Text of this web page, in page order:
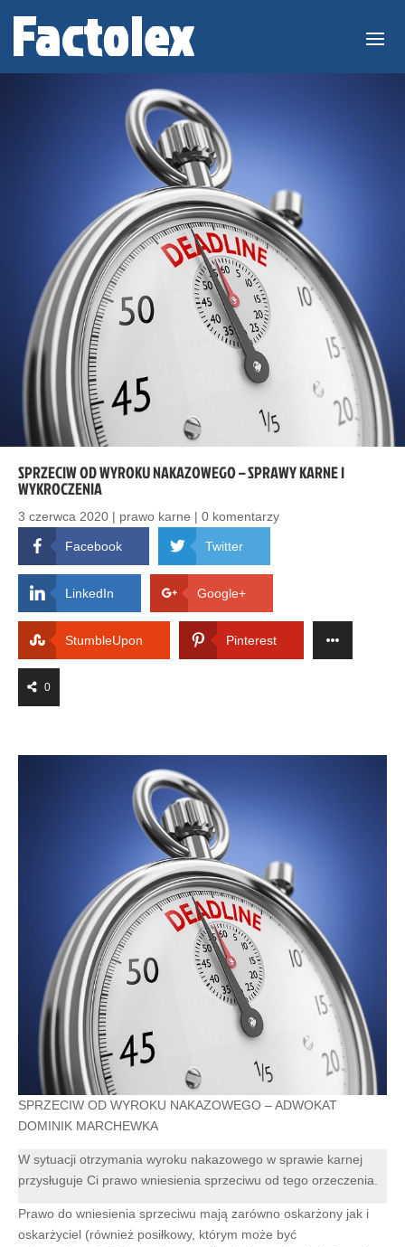
SPRZECIW OD WYROKU NAKAZOWEGO – SPRAWY KARNE I
WYKROCZENIA
3 czerwca 2020 | prawo karne | 0 komentarzy
Facebook Twitter
LinkedIn Google+
StumbleUpon Pinterest
0
SPRZECIW OD WYROKU NAKAZOWEGO – ADWOKAT
DOMINIK MARCHEWKA
W sytuacji otrzymania wyroku nakazowego w sprawie karnej
przysługuje Ci prawo wniesienia sprzeciwu od tego orzeczenia.
Prawo do wniesienia sprzeciwu mają zarówno oskarżony jak i
oskarżyciel (również posiłkowy, którym może być